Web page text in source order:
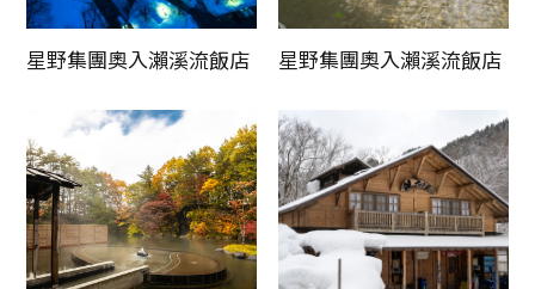
星野集團奧入瀨溪流飯店 星野集團奧入瀨溪流飯店
Twitter分享